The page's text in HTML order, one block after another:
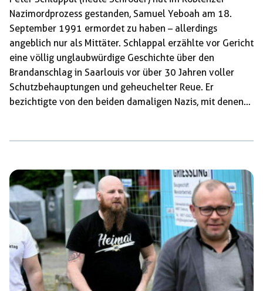
Nazimordprozess gestanden, Samuel Yeboah am 18.
September 1991 ermordet zu haben – allerdings
angeblich nur als Mittäter. Schlappal erzählte vor Gericht
eine völlig unglaubwürdige Geschichte über den
Brandanschlag in Saarlouis vor über 30 Jahren voller
Schutzbehauptungen und geheuchelter Reue. Er
bezichtigte von den beiden damaligen Nazis, mit denen
verstehen gegeben, dass es von der Schuld des
Angeklagten überzeugt sei. Der Fall wurde
wiederaufgenommen, nachdem Schlappal gegenüber
einer Zufallsbekanntschaft auf einer Grillfeier mit dem